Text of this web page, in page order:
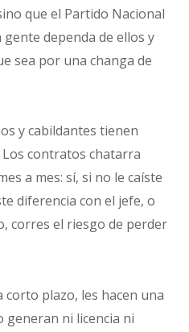
que el Partido Nacional
dependa de ellos y
sea por una changa de
y cabildantes tienen
contratos chatarra
a mes: sí, si no le caíste
diferencia con el jefe, o
corres el riesgo de perder
plazo, les hacen una
ni licencia ni